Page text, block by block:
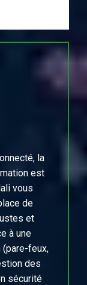
la
est
vous
de
et
à une
(pare-feux,
des
sécurité